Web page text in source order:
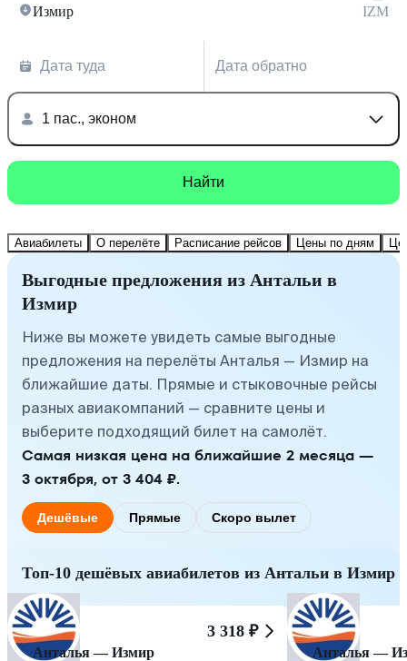
Измир IZM
Дата туда Дата обратно
1 пас., эконом
Найти
Авиабилеты О перелёте Расписание рейсов Цены по дням
Выгодные предложения из Антальи в
Измир
Ниже вы можете увидеть самые выгодные
предложения на перелёты Анталья — Измир на
ближайшие даты. Прямые и стыковочные рейсы
разных авиакомпаний — сравните цены и
выберите подходящий билет на самолёт.
Самая низкая цена на ближайшие 2 месяца —
3 октября, от 3 404 ₽.
Дешёвые Прямые Скоро вылет
Топ-10 дешёвых авиабилетов из Антальи в Измир
3 318 ₽
Анталья — Измир Анталья —